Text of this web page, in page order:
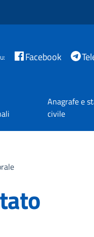
Facebook
Anagrafe e
civile